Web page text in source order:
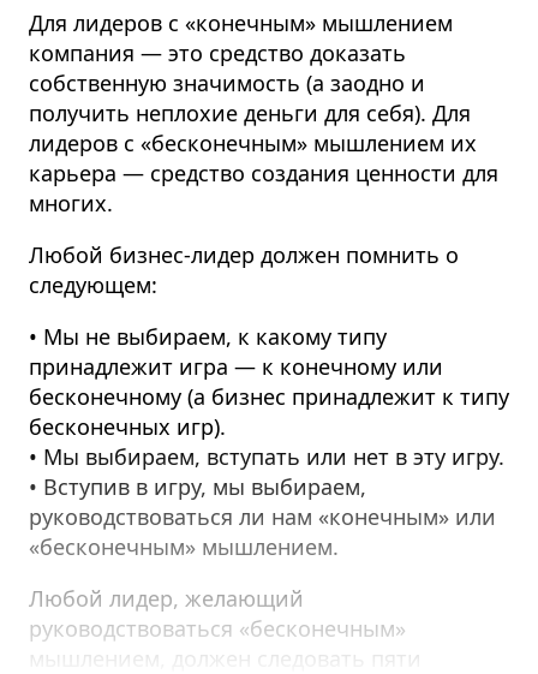
Для лидеров с «конечным» мышлением
компания — это средство доказать
собственную значимость (а заодно и
получить неплохие деньги для себя). Для
лидеров с «бесконечным» мышлением их
карьера — средство создания ценности для
многих.
Любой бизнес-лидер должен помнить о
следующем:
• Мы не выбираем, к какому типу
принадлежит игра — к конечному или
бесконечному (а бизнес принадлежит к типу
бесконечных игр).
• Мы выбираем, вступать или нет в эту игру.
• Вступив в игру, мы выбираем,
руководствоваться ли нам «конечным» или
«бесконечным» мышлением.
Любой лидер, желающий
руководствоваться «бесконечным»
мышлением, должен следовать пяти